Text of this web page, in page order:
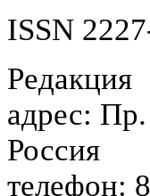
ISSN
Редакция
адрес:
Россия
телефон: